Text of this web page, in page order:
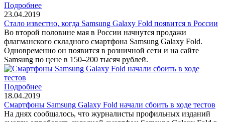
Подробнее
23.04.2019
Стало известно, когда Samsung Galaxy Fold появится в России
Во второй половине мая в России начнутся продажи
флагманского складного смартфона Samsung Galaxy Fold.
Одновременно он появится в розничной сети и на сайте
Samsung по цене в 150–200 тысяч рублей.
Подробнее
18.04.2019
Смартфоны Samsung Galaxy Fold начали сбоить в ходе тестов
На днях сообщалось, что журналисты профильных изданий